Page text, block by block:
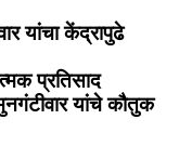
यांचा केंद्रापुढे
प्रतिसाद
यांचे कौतुक